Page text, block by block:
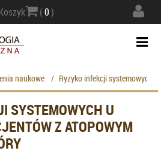
(0)
naukowe / Ryzyko infekcji systemowych
SYSTEMOWYCH U
Z ATOPOWYM